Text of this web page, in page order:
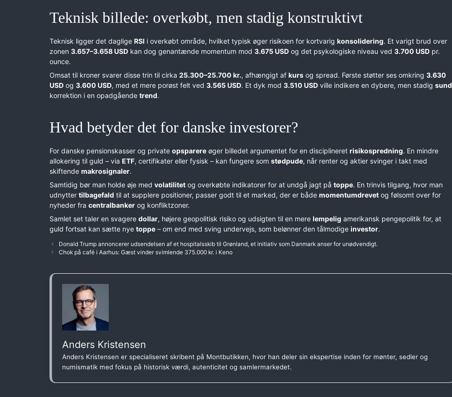
Teknisk billede: overkøbt, men stadig konstruktivt
Teknisk ligger det daglige RSI i overkøbt område, hvilket typisk øger risikoen for kortvarig konsolidering. Et varigt brud over
zonen 3.657–3.658 USD kan dog genantænde momentum mod 3.675 USD og det psykologiske niveau ved 3.700 USD pr.
ounce.
Omsat til kroner svarer disse trin til cirka 25.300–25.700 kr., afhængigt af kurs og spread. Første støtter ses omkring 3.630
USD og 3.600 USD, med et mere porøst felt ved 3.565 USD. Et dyk mod 3.510 USD ville indikere en dybere, men stadig sund
korrektion i en opadgående trend.
Hvad betyder det for danske investorer?
For danske pensionskasser og private opsparere øger billedet argumentet for en disciplineret risikospredning. En mindre
allokering til guld – via ETF, certifikater eller fysisk – kan fungere som stødpude, når renter og aktier svinger i takt med
skiftende makrosignaler.
Samtidig bør man holde øje med volatilitet og overkøbte indikatorer for at undgå jagt på toppe. En trinvis tilgang, hvor man
udnytter tilbagefald til at supplere positioner, passer godt til et marked, der er både momentumdrevet og følsomt over for
nyheder fra centralbanker og konfliktzoner.
Samlet set taler en svagere dollar, højere geopolitisk risiko og udsigten til en mere lempelig amerikansk pengepolitik for, at
guld fortsat kan sætte nye toppe – om end med sving undervejs, som belønner den tålmodige investor.
Donald Trump annoncerer udsendelsen af et hospitalsskib til Grønland, et initiativ som Danmark anser for unødvendigt.
Chok på café i Aarhus: Gæst vinder svimlende 375.000 kr. i Keno
Anders Kristensen
Anders Kristensen er specialiseret skribent på Montbutikken, hvor han deler sin ekspertise inden for mønter, sedler og
numismatik med fokus på historisk værdi, autenticitet og samlermarkedet.